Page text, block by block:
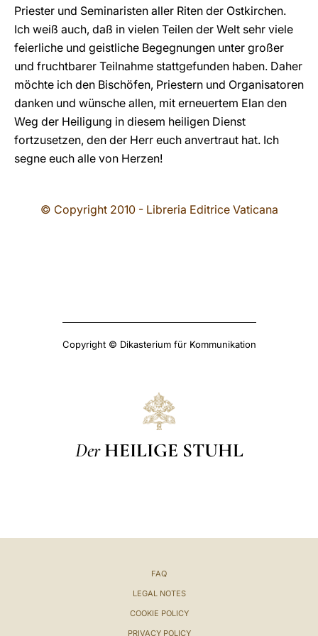
Priester und Seminaristen aller Riten der Ostkirchen.
Ich weiß auch, daß in vielen Teilen der Welt sehr viele
feierliche und geistliche Begegnungen unter großer
und fruchtbarer Teilnahme stattgefunden haben. Daher
möchte ich den Bischöfen, Priestern und Organisatoren
danken und wünsche allen, mit erneuertem Elan den
Weg der Heiligung in diesem heiligen Dienst
fortzusetzen, den der Herr euch anvertraut hat. Ich
segne euch alle von Herzen!
© Copyright 2010 - Libreria Editrice Vaticana
Copyright © Dikasterium für Kommunikation
Der HEILIGE STUHL
FAQ
LEGAL NOTES
COOKIE POLICY
PRIVACY POLICY